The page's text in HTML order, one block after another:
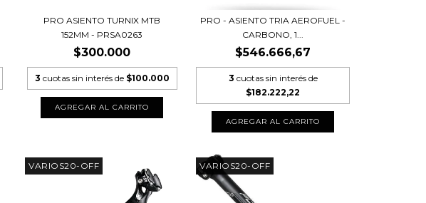
PRO ASIENTO TURNIX MTB
152MM - PRSA0263
$300.000
3 cuotas sin interés de $100.000
PRO - ASIENTO TRIA AEROFUEL -
CARBONO, 1...
$546.666,67
3 cuotas sin interés de
$182.222,22
VARIOS20-OFF VARIOS20-OFF